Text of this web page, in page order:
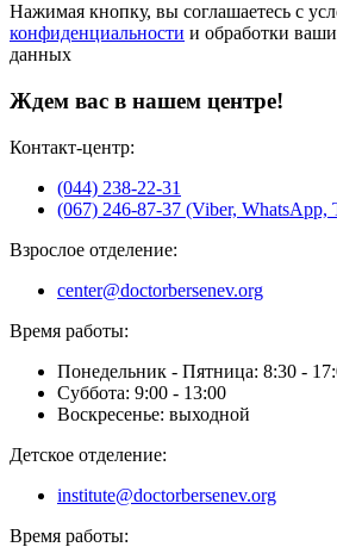
Нажимая кнопку, вы соглашаетесь с
конфиденциальности и обработки
данных
Ждем вас в нашем центре!
Контакт-центр:
(044) 238-22-31
(067) 246-87-37 (Viber, WhatsApp,
Взрослое отделение:
center@doctorbersenev.org
Время работы:
Понедельник - Пятница: 8:30 -
Суббота: 9:00 - 13:00
Воскресенье: выходной
Детское отделение:
institute@doctorbersenev.org
Время работы: